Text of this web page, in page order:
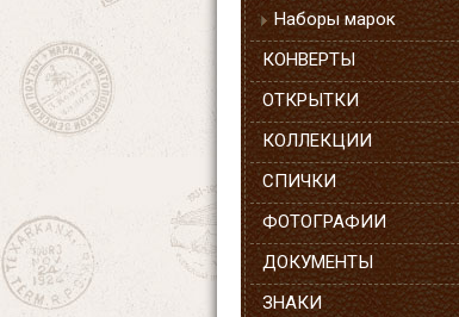
Наборы марок
КОНВЕРТЫ
ОТКРЫТКИ
КОЛЛЕКЦИИ
СПИЧКИ
ФОТОГРАФИИ
ДОКУМЕНТЫ
ЗНАКИ